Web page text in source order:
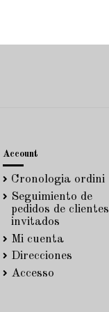
Account
Cronologia ordini
Seguimiento de
pedidos de clientes
invitados
Mi cuenta
Direcciones
Accesso